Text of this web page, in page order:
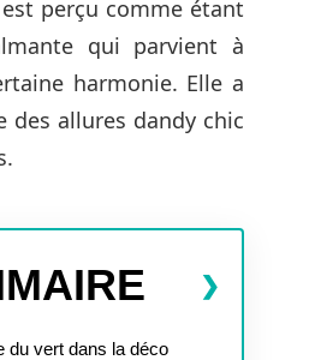
perçu comme étant
qui parvient à
harmonie. Elle a
des allures dandy chic
du vert dans la déco